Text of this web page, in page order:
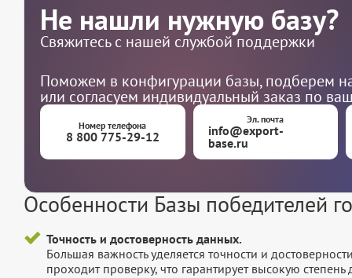
Не нашли нужную базу?
Свяжитесь с нашей службой поддержки
Поможем в конфигурации базы, подберем
или согласуем индивидуальный заказ по
Номер телефона
8 800 775-29-12
Эл. почта
info@export-
base.ru
Особенности Базы победителей
Точность и достоверность данных.
Большая важность уделяется точности и
проходит проверку, что гарантирует высокую